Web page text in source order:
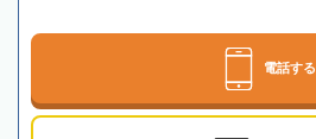
電話する